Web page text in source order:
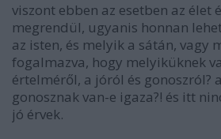
viszont ebben az esetben az élet
megrendül, ugyanis honnan
az isten, és melyik a sátán, vagy
fogalmazva, hogy melyiküknek
értelméről, a jóról és gonoszról?
gonosznak van-e igaza?! és itt
jó érvek.